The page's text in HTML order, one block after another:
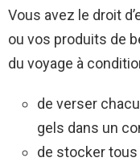
Vous avez le droit
ou vos produits de
du voyage à
de verser
gels dans un
de stocker tous